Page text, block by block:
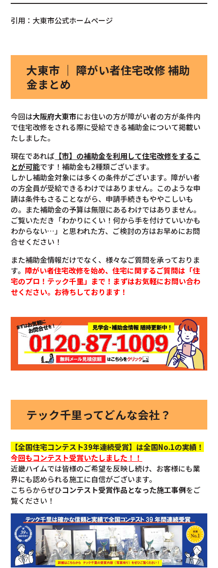
引用：大東市公式ホームページ
大東市 ｜ 障がい者住宅改修 補助
金まとめ
今回は大阪府大東市にお住いの方が障がい者の方が条件内
で住宅改修をされる際に受給できる補助金について掲載い
たしました。
現在であれば 【市】の補助金を利用して住宅改修をするこ
とが可能です！補助金も2種類ございます。
しかし補助金対象には多くの条件がございます。障がい者
の方全員が受給できるわけではありません。このような申
請は条件もさることながら、申請手続きもややこしいも
の。また補助金の予算は無限にあるわけではありません。
ご覧いただき「わかりにくい！何から手を付けていいかも
わからない…」と思われた方、ご検討の方はお早めにお問
合せください！
また補助金情報だけでなく、様々なご質問を承っておりま
す。 障がい者住宅改修を始め、住宅に関するご質問は「住
宅のプロ！テック千里」まで！まずはお気軽にお問い合わ
せください。お待ちしております！
テック千里ってどんな会社？
【全国住宅コンテスト39年連続受賞】は全国No.1の実績！
今回もコンテスト受賞いたしました！！
近畿ハイムでは皆様のご希望を反映し続け、お客様にも業
界にも認められる施工に自信がございます。
こちらからぜひコンテスト受賞作品となった施工事例をご
覧ください！